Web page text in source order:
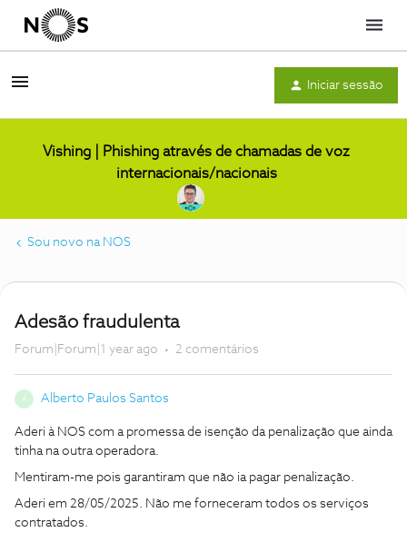
Menu
Iniciar sessão
Vishing | Phishing através de chamadas de voz
internacionais/nacionais
Sou novo na NOS
Adesão fraudulenta
Forum|Forum|1 year ago 2 comentários
A Alberto Paulos Santos
Aderi à NOS com a promessa de isenção da penalização que ainda
tinha na outra operadora.
Mentiram-me pois garantiram que não ia pagar penalização.
Aderi em 28/05/2025. Não me forneceram todos os serviços
contratados.